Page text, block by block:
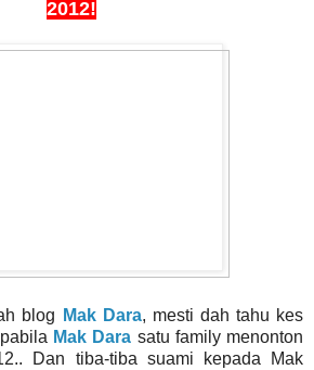
2012!
blog Mak Dara, mesti dah tahu kes
Mak Dara satu family menonton
Dan tiba-tiba suami kepada Mak